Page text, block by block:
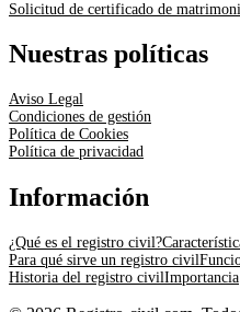
Solicitud de certificado de
Nuestras políticas
Aviso Legal
Condiciones de gestión
Política de Cookies
Política de privacidad
Información
¿Qué es el registro civil?
Para qué sirve un registro civil
Historia del registro civilImportancia